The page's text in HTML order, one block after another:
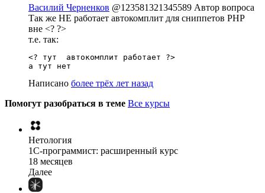
Василий Черненков @123581321345589 Автор вопроса
Так же НЕ работает автокомплит для сниппетов PHP
вне <? ?>
т.е. так:
<? тут  автокомплит работает ?>
а тут нет
Написано более трёх лет назад
Помогут разобраться в теме Все курсы
Нетология
1C-программист: расширенный курс
18 месяцев
Далее